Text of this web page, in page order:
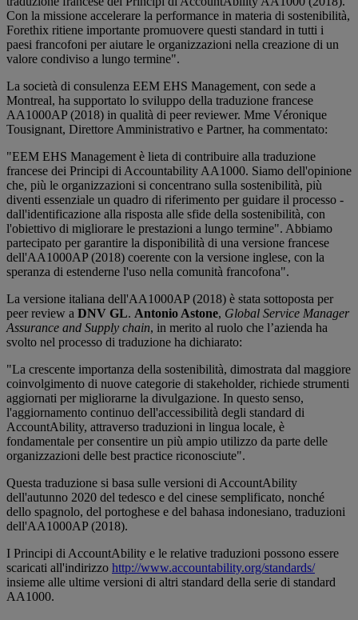
Con la missione accelerare la performance in materia di sostenibilità,
Forethix ritiene importante promuovere questi standard in tutti i
paesi francofoni per aiutare le organizzazioni nella creazione di un
valore condiviso a lungo termine".
La società di consulenza EEM EHS Management, con sede a
Montreal, ha supportato lo sviluppo della traduzione francese
AA1000AP (2018) in qualità di peer reviewer. Mme Véronique
Tousignant, Direttore Amministrativo e Partner, ha commentato:
"EEM EHS Management è lieta di contribuire alla traduzione
francese dei Principi di Accountability AA1000. Siamo dell'opinione
che, più le organizzazioni si concentrano sulla sostenibilità, più
diventi essenziale un quadro di riferimento per guidare il processo -
dall'identificazione alla risposta alle sfide della sostenibilità, con
l'obiettivo di migliorare le prestazioni a lungo termine". Abbiamo
partecipato per garantire la disponibilità di una versione francese
dell'AA1000AP (2018) coerente con la versione inglese, con la
speranza di estenderne l'uso nella comunità francofona".
La versione italiana dell'AA1000AP (2018) è stata sottoposta per
peer review a DNV GL. Antonio Astone, Global Service Manager
Assurance and Supply chain, in merito al ruolo che l’azienda ha
svolto nel processo di traduzione ha dichiarato:
"La crescente importanza della sostenibilità, dimostrata dal maggiore
coinvolgimento di nuove categorie di stakeholder, richiede strumenti
aggiornati per migliorarne la divulgazione. In questo senso,
l'aggiornamento continuo dell'accessibilità degli standard di
AccountAbility, attraverso traduzioni in lingua locale, è
fondamentale per consentire un più ampio utilizzo da parte delle
organizzazioni delle best practice riconosciute".
Questa traduzione si basa sulle versioni di AccountAbility
dell'autunno 2020 del tedesco e del cinese semplificato, nonché
dello spagnolo, del portoghese e del bahasa indonesiano, traduzioni
dell'AA1000AP (2018).
I Principi di AccountAbility e le relative traduzioni possono essere
scaricati all'indirizzo http://www.accountability.org/standards/
insieme alle ultime versioni di altri standard della serie di standard
AA1000.